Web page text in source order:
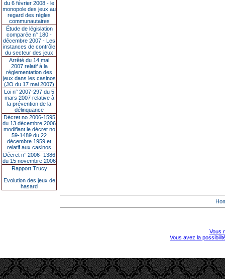
du 6 février 2008 - le
monopole des jeux au
regard des règles
communautaires
Étude de législation
comparée n° 180 -
décembre 2007 - Les
instances de contrôle
du secteur des jeux
Arrêté du 14 mai
2007 relatif à la
réglementation des
jeux dans les casinos
(JO du 17 mai 2007)
Loi n° 2007-297 du 5
mars 2007 relative à
la prévention de la
délinquance
Décret no 2006-1595
du 13 décembre 2006
modifiant le décret no
59-1489 du 22
décembre 1959 et
relatif aux casinos
Décret n° 2006- 1386
du 15 novembre 2006
Rapport Trucy
Evolution des jeux de
hasard
Vous
Vous avez la